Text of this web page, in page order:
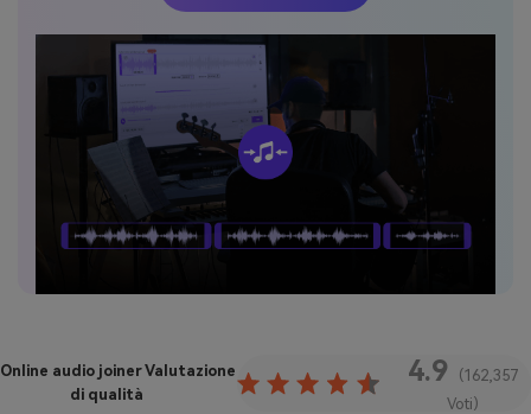
Online audio joinerValutazione
di qualità
4.9
(162,357
Voti)